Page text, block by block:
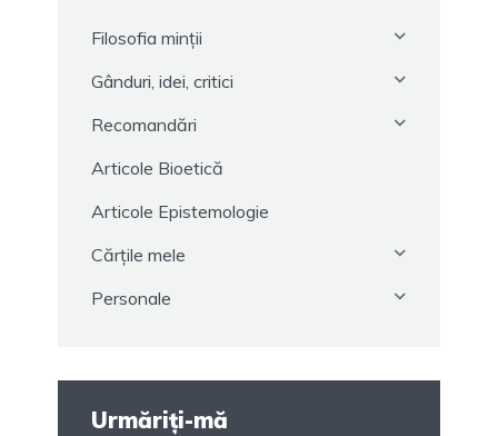
Filosofia minții
Gânduri, idei, critici
Recomandări
Articole Bioetică
Articole Epistemologie
Cărțile mele
Personale
Urmăriți-mă